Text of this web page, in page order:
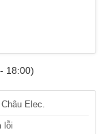
18:00)
Elec.
lỗi